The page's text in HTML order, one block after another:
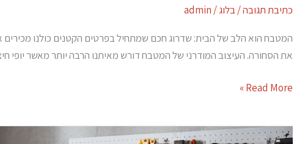
כתיבת תגובה/בלוג/
admin
המטבח הוא הלב של הבית: שדרוג חכם שמתחיל בפרטים הקטנים כולנו
את הסחורה. העיצוב המודרני של המטבח דורש מאיתנו הרבה יותר מאשר יופי
Read More »
דבק